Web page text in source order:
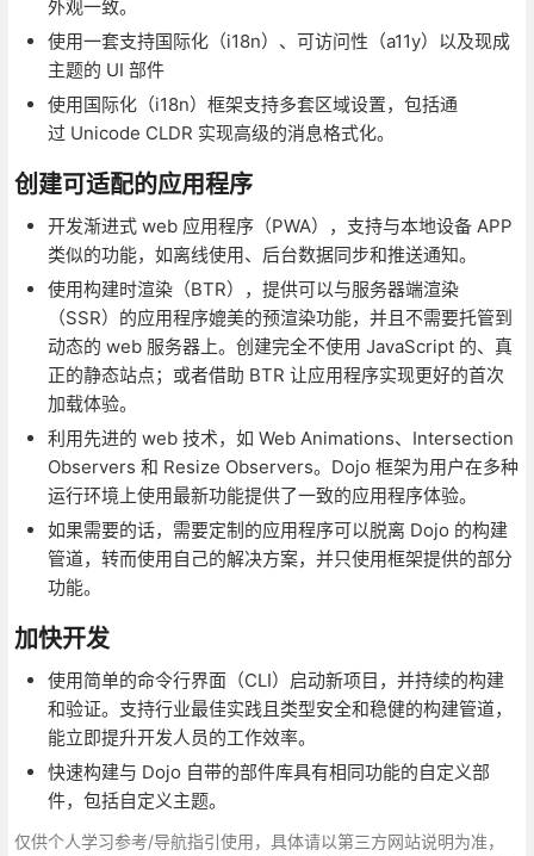
外观一致。
使用一套支持国际化（i18n）、可访问性（a11y）以及现成
主题的 UI 部件
使用国际化（i18n）框架支持多套区域设置，包括通
过 Unicode CLDR 实现高级的消息格式化。
创建可适配的应用程序
开发渐进式 web 应用程序（PWA），支持与本地设备 APP
类似的功能，如离线使用、后台数据同步和推送通知。
使用构建时渲染（BTR），提供可以与服务器端渲染
（SSR）的应用程序媲美的预渲染功能，并且不需要托管到
动态的 web 服务器上。创建完全不使用 JavaScript 的、真
正的静态站点；或者借助 BTR 让应用程序实现更好的首次
加载体验。
利用先进的 web 技术，如 Web Animations、Intersection
Observers 和 Resize Observers。Dojo 框架为用户在多种
运行环境上使用最新功能提供了一致的应用程序体验。
如果需要的话，需要定制的应用程序可以脱离 Dojo 的构建
管道，转而使用自己的解决方案，并只使用框架提供的部分
功能。
加快开发
使用简单的命令行界面（CLI）启动新项目，并持续的构建
和验证。支持行业最佳实践且类型安全和稳健的构建管道，
能立即提升开发人员的工作效率。
快速构建与 Dojo 自带的部件库具有相同功能的自定义部
件，包括自定义主题。
仅供个人学习参考/导航指引使用，具体请以第三方网站说明为准，